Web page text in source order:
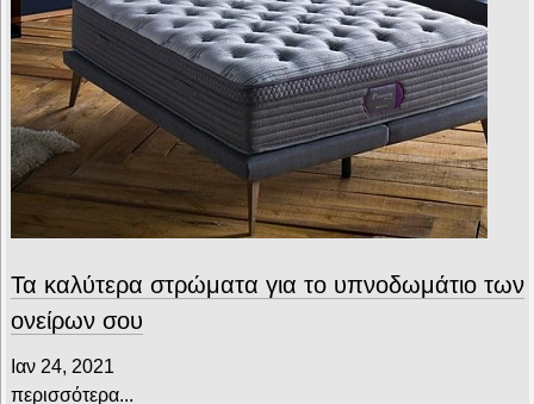
Τα καλύτερα στρώματα για το υπνοδωμάτιο των
ονείρων σου
Ιαν 24, 2021
περισσότερα...